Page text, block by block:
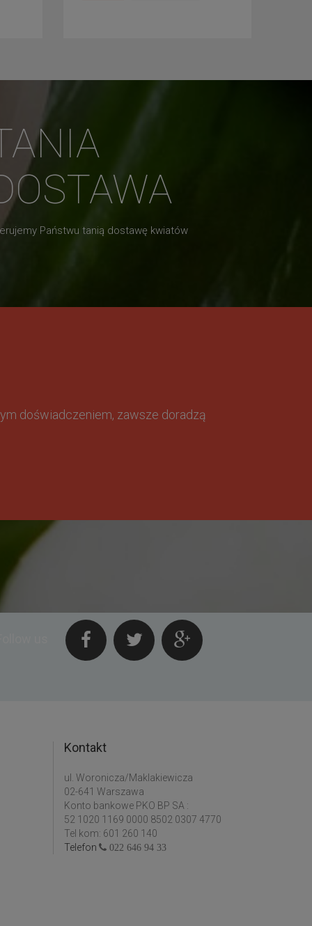
Państwu tanią dostawę kwiatów
doświadczeniem, zawsze doradzą
Kontakt
ul. Woronicza/Maklakiewicza
02-641 Warszawa
Konto bankowe PKO BP SA :
52 1020 1169 0000 8502 0307 4770
Tel kom: 601 260 140
Telefon
022 646 94 33